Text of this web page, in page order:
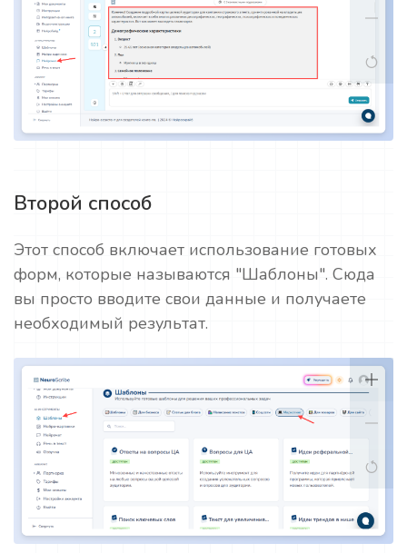
Второй способ
Этот способ включает использование готовых
форм, которые называются "Шаблоны". Сюда
вы просто вводите свои данные и получаете
необходимый результат.